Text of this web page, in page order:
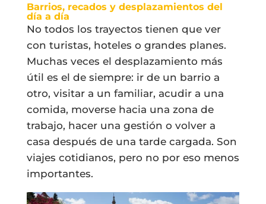
Barrios, recados y desplazamientos del
día a día
No todos los trayectos tienen que ver
con turistas, hoteles o grandes planes.
Muchas veces el desplazamiento más
útil es el de siempre: ir de un barrio a
otro, visitar a un familiar, acudir a una
comida, moverse hacia una zona de
trabajo, hacer una gestión o volver a
casa después de una tarde cargada. Son
viajes cotidianos, pero no por eso menos
importantes.